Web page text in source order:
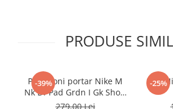
PRODUSE
-39%
Pantaloni portar Nike M
Nk Df Pad Grdn I Gk Short
K
279,00 Lei
-25%
Sort